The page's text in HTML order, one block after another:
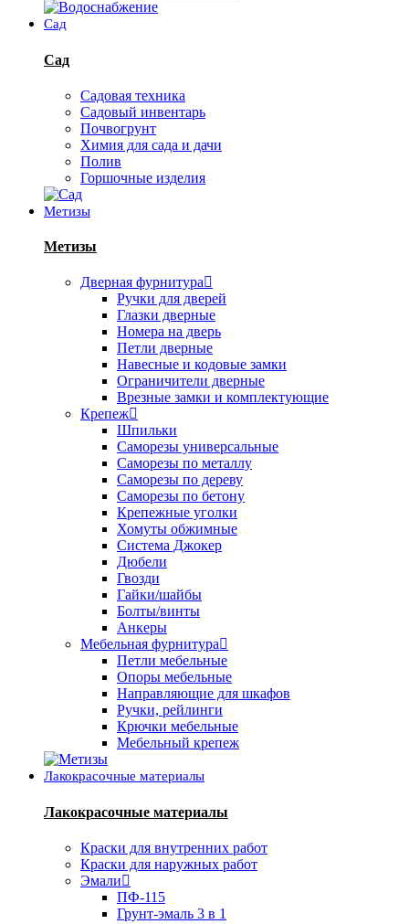
Сад
Сад
Садовая техника
Садовый инвентарь
Почвогрунт
Химия для сада и дачи
Полив
Горшочные изделия
Метизы
Метизы
Дверная фурнитура
Ручки для дверей
Глазки дверные
Номера на дверь
Петли дверные
Навесные и кодовые замки
Ограничители дверные
Врезные замки и комплектующие
Крепеж
Шпильки
Саморезы универсальные
Саморезы по металлу
Саморезы по дереву
Саморезы по бетону
Крепежные уголки
Хомуты обжимные
Система Джокер
Дюбели
Гвозди
Гайки/шайбы
Болты/винты
Анкеры
Мебельная фурнитура
Петли мебельные
Опоры мебельные
Направляющие для шкафов
Ручки, рейлинги
Крючки мебельные
Мебельный крепеж
Лакокрасочные материалы
Лакокрасочные материалы
Краски для внутренних работ
Краски для наружных работ
Эмали
ПФ-115
Грунт-эмаль 3 в 1